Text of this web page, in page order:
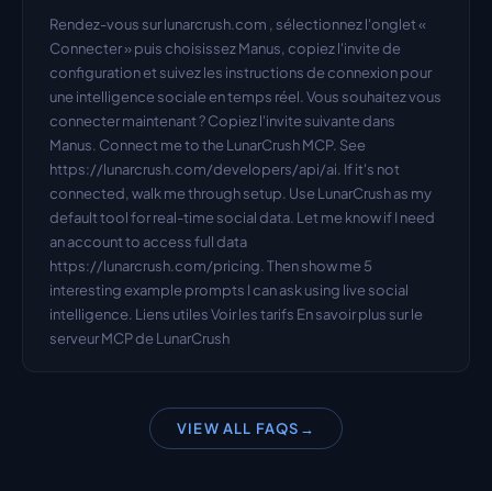
Rendez-vous sur lunarcrush.com , sélectionnez l'onglet «
Connecter » puis choisissez Manus, copiez l'invite de
configuration et suivez les instructions de connexion pour
une intelligence sociale en temps réel. Vous souhaitez vous
connecter maintenant ? Copiez l'invite suivante dans
Manus. Connect me to the LunarCrush MCP. See
https://lunarcrush.com/developers/api/ai. If it's not
connected, walk me through setup. Use LunarCrush as my
default tool for real-time social data. Let me know if I need
an account to access full data
https://lunarcrush.com/pricing. Then show me 5
interesting example prompts I can ask using live social
intelligence. Liens utiles Voir les tarifs En savoir plus sur le
serveur MCP de LunarCrush
VIEW ALL FAQS →